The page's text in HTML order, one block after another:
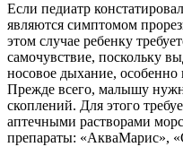
Если педиатр
являются симптомом
этом случае ребенку
самочувствие, поскольку
носовое дыхание,
Прежде всего, малышу
скоплений. Для этого
аптечными растворами
препараты: «АкваМарис»,